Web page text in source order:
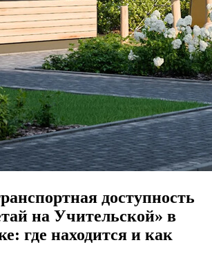
доступность
на Учительской» в
где находится и как